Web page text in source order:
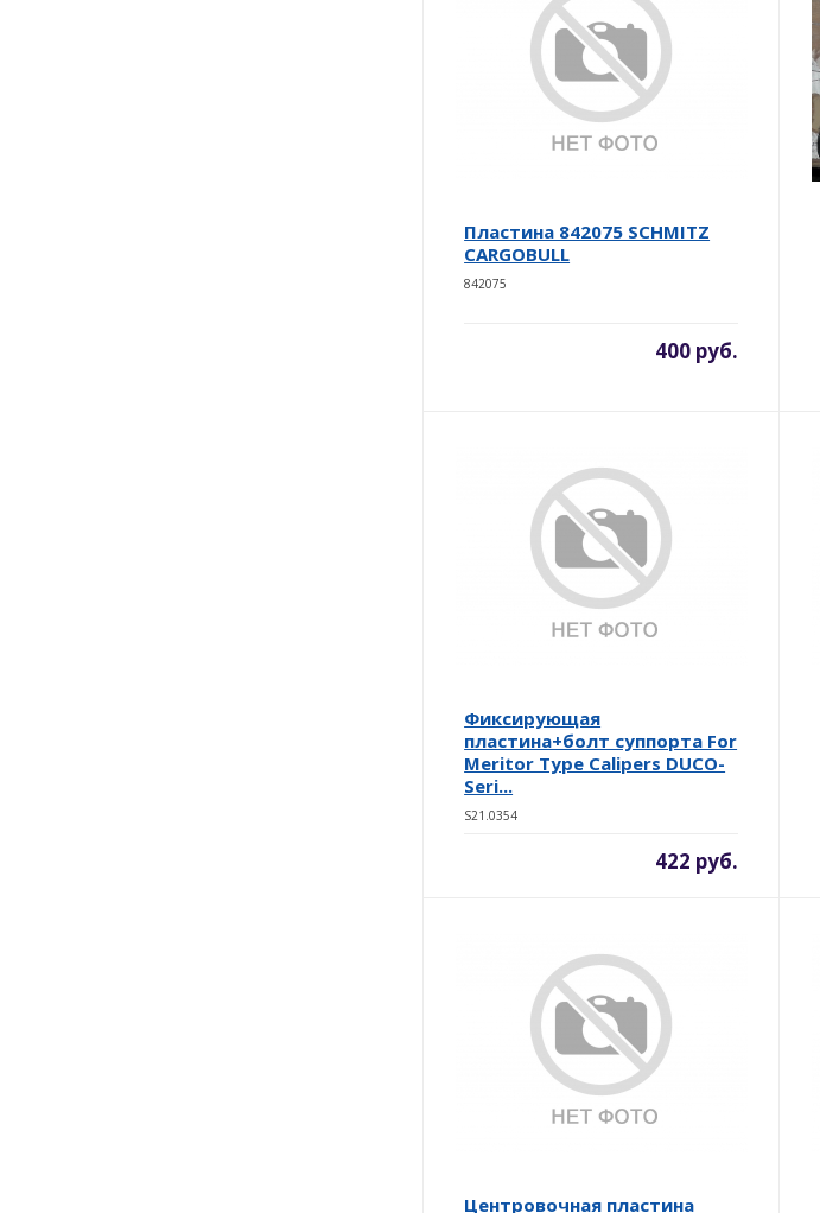
Пластина 842075 SCHMITZ
CARGOBULL
842075
400 руб.
Фиксирующая
пластина+болт суппорта For
Meritor Type Calipers DUCO-
Seri...
S21.0354
422 руб.
Центровочная пластина